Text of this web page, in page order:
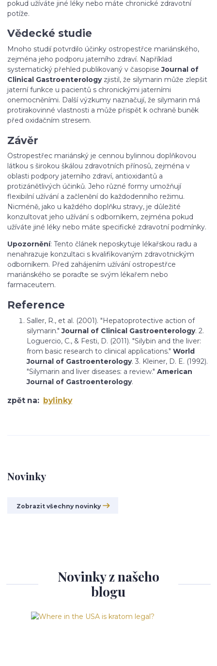
Novinky
Zobrazit všechny novinky
pokud užíváte jiné léky nebo máte chronické zdravotní
potíže.
Vědecké studie
Mnoho studií potvrdilo účinky ostropestřce mariánského,
zejména jeho podporu jaterního zdraví. Například
systematický přehled publikovaný v časopiseJournal of
Clinical Gastroenterologyzjistil, že silymarin může zlepšit
jaterní funkce u pacientů s chronickými jaterními
onemocněními. Další výzkumy naznačují, že silymarin má
protirakovinné vlastnosti a může přispět k ochraně buněk
před oxidačním stresem.
Závěr
Ostropestřec mariánský je cennou bylinnou doplňkovou
látkou s širokou škálou zdravotních přínosů, zejména v
oblasti podpory jaterního zdraví, antioxidantů a
protizánětlivých účinků. Jeho různé formy umožňují
flexibilní užívání a začlenění do každodenního režimu.
Nicméně, jako u každého doplňku stravy, je důležité
konzultovat jeho užívání s odborníkem, zejména pokud
užíváte jiné léky nebo máte specifické zdravotní podmínky.
Upozornění: Tento článek neposkytuje lékařskou radu a
nenahrazuje konzultaci s kvalifikovaným zdravotnickým
odborníkem. Před zahájením užívání ostropestřce
mariánského se poraďte se svým lékařem nebo
farmaceutem.
Reference
Saller, R., et al. (2001). "Hepatoprotective action of
silymarin."Journal of Clinical Gastroenterology. 2.
Loguercio, C., & Festi, D. (2011). "Silybin and the liver:
from basic research to clinical applications." World
Journal of Gastroenterology. 3. Kleiner, D. E. (1992).
"Silymarin and liver diseases: a review." American
Journal of Gastroenterology.
zpět na: bylinky
Novinky z našeho
blogu